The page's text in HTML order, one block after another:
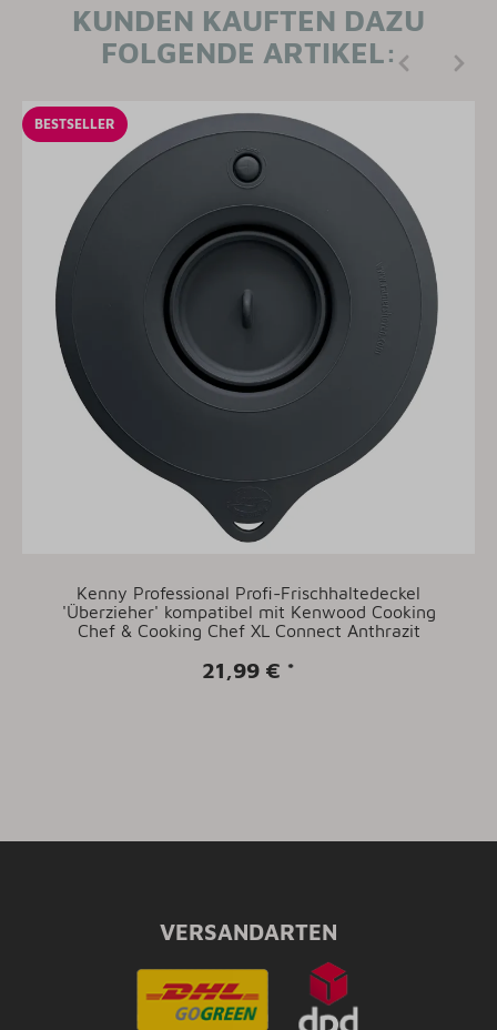
KUNDEN KAUFTEN DAZU
FOLGENDE ARTIKEL:
BESTSELLER
Kenny Professional Profi-Frischhaltedeckel
'Überzieher' kompatibel mit Kenwood Cooking
Chef & Cooking Chef XL Connect Anthrazit
21,99 € *
VERSANDARTEN